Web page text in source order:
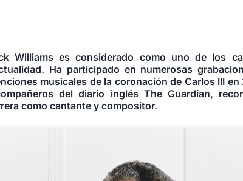
Williams es considerado como uno de los
Ha participado en numerosas
musicales de la coronación de Carlos III
del diario inglés The Guardian,
como cantante y compositor.